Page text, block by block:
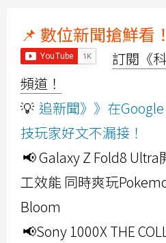
📌 數位新聞搶鮮看！
訂閱《
頻道！
💡 追新聞》》在
技玩家好文不漏接！
📢 Galaxy Z Fold8
工效能 同時爽玩
Bloom
📢Sony 1000X THE